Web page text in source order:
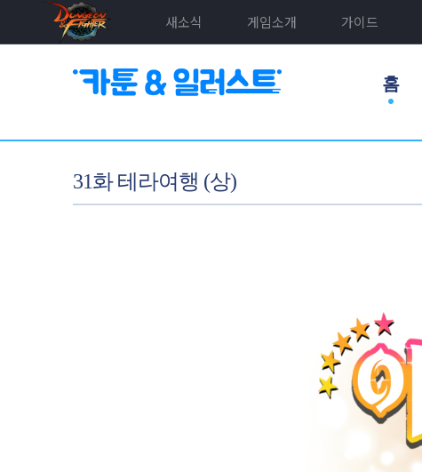
새소식 게임소개 가이드
홈
31화 테라여행 (상)